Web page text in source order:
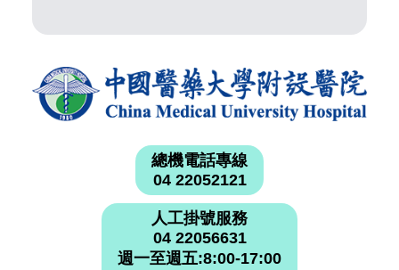
總機電話專線
04 22052121
人工掛號服務
04 22056631
週一至週五:8:00-17:00